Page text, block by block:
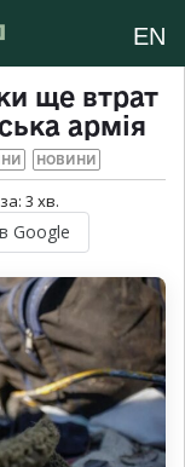
EN
ще втрат
армія
НОВИНИ
3 хв.
Google